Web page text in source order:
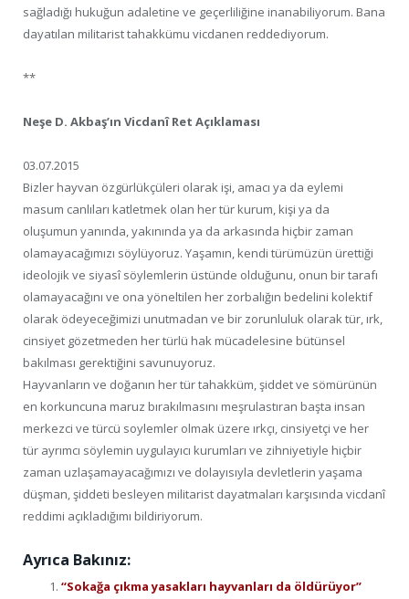
sağladığı hukuğun adaletine ve geçerliliğine inanabiliyorum. Bana
dayatılan militarist tahakkümu vicdanen reddediyorum.
**
Neşe D. Akbaş’ın Vicdanî Ret Açıklaması
03.07.2015
Bizler hayvan özgürlükçüleri olarak işi, amacı ya da eylemi
masum canlıları katletmek olan her tür kurum, kişi ya da
oluşumun yanında, yakınında ya da arkasında hiçbir zaman
olamayacağımızı söylüyoruz. Yaşamın, kendi türümüzün ürettiği
ideolojik ve siyasî söylemlerin üstünde olduğunu, onun bir tarafı
olamayacağını ve ona yöneltilen her zorbalığın bedelini kolektif
olarak ödeyeceğimizi unutmadan ve bir zorunluluk olarak tür, ırk,
cinsiyet gözetmeden her türlü hak mücadelesine bütünsel
bakılması gerektiğini savunuyoruz.
Hayvanların ve doğanın her tür tahakküm, şiddet ve sömürünün
en korkuncuna maruz bırakılmasını meşrulastıran başta insan
merkezci ve türcü soylemler olmak üzere ırkçı, cinsiyetçi ve her
tür ayrımcı söylemin uygulayıcı kurumları ve zihniyetiyle hiçbir
zaman uzlaşamayacağımızı ve dolayısıyla devletlerin yaşama
düşman, şiddeti besleyen militarist dayatmaları karşısında vicdanî
reddimi açıkladığımı bildiriyorum.
Ayrıca Bakınız:
“Sokağa çıkma yasakları hayvanları da öldürüyor”